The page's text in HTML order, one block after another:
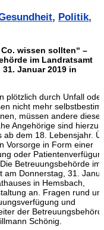
, Politik,
wissen sollten“ –
im Landratsamt
Januar 2019 in
plötzlich durch Unfall oder
nicht mehr
müssen andere diese
Angehörige sind hierzu
ab dem 18. Lebensjahr.
Vorsorge in Form einer
oder
Betreuungsbehörde im
am Donnerstag, 31.
in Hemsbach,
an. Fragen rund um
und
der
Schönig.